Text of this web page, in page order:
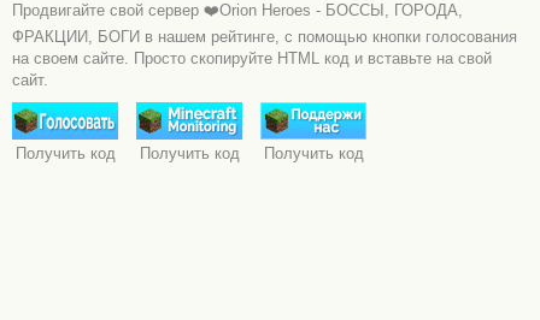
Продвигайте свой сервер ❤️Orion Heroes - БОССЫ, ГОРОДА,
ФРАКЦИИ, БОГИ в нашем рейтинге, с помощью кнопки голосования
на своем сайте. Просто скопируйте HTML код и вставьте на свой
сайт.
Получить код Получить код Получить код